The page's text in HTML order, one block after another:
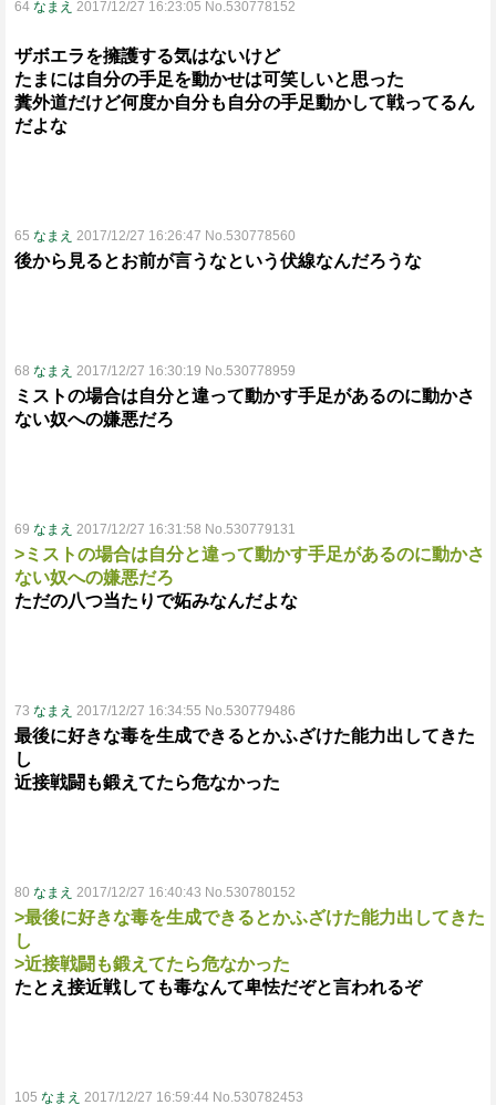
64 なまえ 2017/12/27 16:23:05 No.530778152
ザボエラを擁護する気はないけど
たまには自分の手足を動かせは可笑しいと思った
糞外道だけど何度か自分も自分の手足動かして戦ってるん
だよな
65 なまえ 2017/12/27 16:26:47 No.530778560
後から見るとお前が言うなという伏線なんだろうな
68 なまえ 2017/12/27 16:30:19 No.530778959
ミストの場合は自分と違って動かす手足があるのに動かさ
ない奴への嫌悪だろ
69 なまえ 2017/12/27 16:31:58 No.530779131
>ミストの場合は自分と違って動かす手足があるのに動かさ
ない奴への嫌悪だろ
ただの八つ当たりで妬みなんだよな
73 なまえ 2017/12/27 16:34:55 No.530779486
最後に好きな毒を生成できるとかふざけた能力出してきた
し
近接戦闘も鍛えてたら危なかった
80 なまえ 2017/12/27 16:40:43 No.530780152
>最後に好きな毒を生成できるとかふざけた能力出してきた
し
>近接戦闘も鍛えてたら危なかった
たとえ接近戦しても毒なんて卑怯だぞと言われるぞ
105 なまえ 2017/12/27 16:59:44 No.530782453